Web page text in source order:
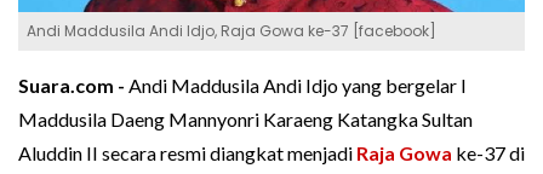
Andi Maddusila Andi Idjo, Raja Gowa ke-37 [facebook]
Suara.com - Andi Maddusila Andi Idjo yang bergelar I
Maddusila Daeng Mannyonri Karaeng Katangka Sultan
Aluddin II secara resmi diangkat menjadi Raja Gowa ke-37 di